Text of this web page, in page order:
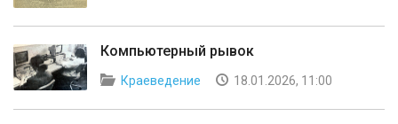
Компьютерный рывок
Краеведение 18.01.2026, 11:00